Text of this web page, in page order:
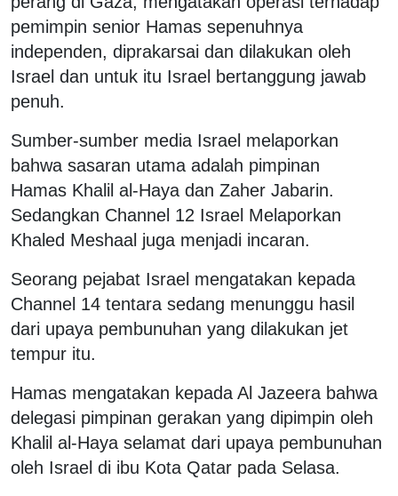
pemimpin senior Hamas sepenuhnya
independen, diprakarsai dan dilakukan oleh
Israel dan untuk itu Israel bertanggung jawab
penuh.
Sumber-sumber media Israel melaporkan
bahwa sasaran utama adalah pimpinan
Hamas Khalil al-Haya dan Zaher Jabarin.
Sedangkan Channel 12 Israel Melaporkan
Khaled Meshaal juga menjadi incaran.
Seorang pejabat Israel mengatakan kepada
Channel 14 tentara sedang menunggu hasil
dari upaya pembunuhan yang dilakukan jet
tempur itu.
Hamas mengatakan kepada Al Jazeera bahwa
delegasi pimpinan gerakan yang dipimpin oleh
Khalil al-Haya selamat dari upaya pembunuhan
oleh Israel di ibu Kota Qatar pada Selasa.